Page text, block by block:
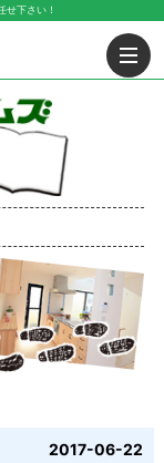
せ下さい！
2017-06-22